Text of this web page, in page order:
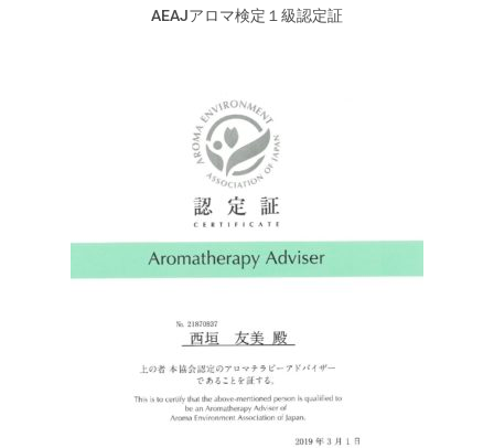
AEAJアロマ検定１級認定証